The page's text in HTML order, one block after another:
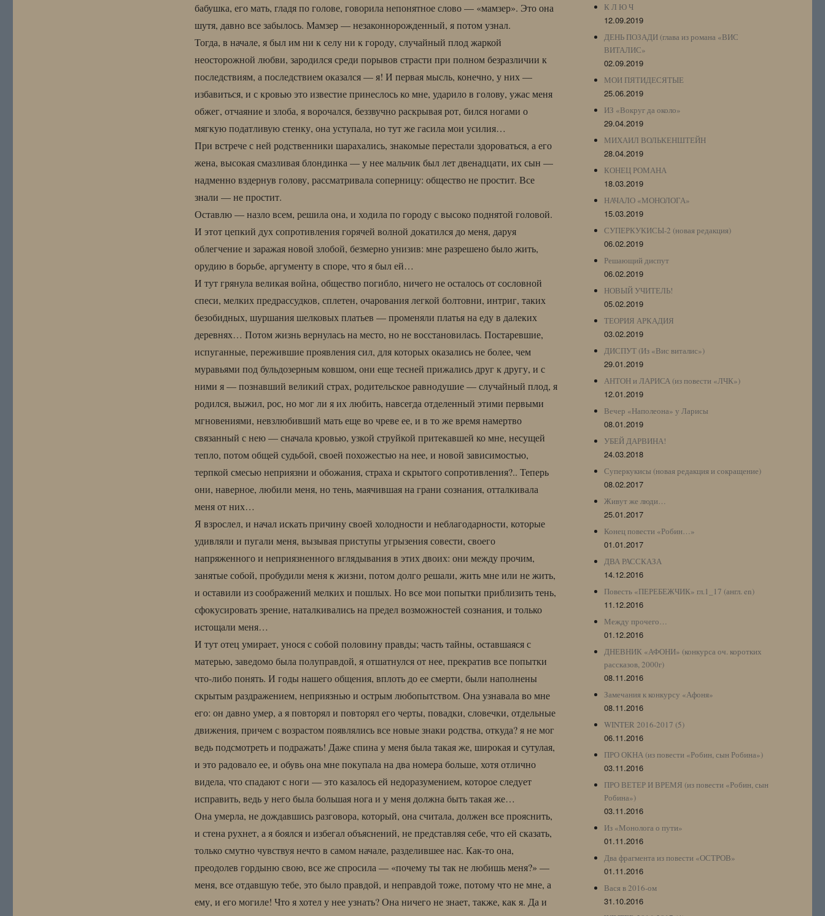
бабушка, его мать, гладя по голове, говорила непонятное слово — «мамзер». Это она
шутя, давно все забылось. Мамзер — незаконнорожденный, я потом узнал.
Тогда, в начале, я был им ни к селу ни к городу, случайный плод жаркой
неосторожной любви, зародился среди порывов страсти при полном безразличии к
последствиям, а последствием оказался — я! И первая мысль, конечно, у них —
избавиться, и с кровью это известие принеслось ко мне, ударило в голову, ужас меня
обжег, отчаяние и злоба, я ворочался, беззвучно раскрывая рот, бился ногами о
мягкую податливую стенку, она уступала, но тут же гасила мои усилия…
При встрече с ней родственники шарахались, знакомые перестали здороваться, а его
жена, высокая смазливая блондинка — у нее мальчик был лет двенадцати, их сын —
надменно вздернув голову, рассматривала соперницу: общество не простит. Все
знали — не простит.
Оставлю — назло всем, решила она, и ходила по городу с высоко поднятой головой.
И этот цепкий дух сопротивления горячей волной докатился до меня, даруя
облегчение и заражая новой злобой, безмерно унизив: мне разрешено было жить,
орудию в борьбе, аргументу в споре, что я был ей…
И тут грянула великая война, общество погибло, ничего не осталось от сословной
спеси, мелких предрассудков, сплетен, очарования легкой болтовни, интриг, таких
безобидных, шуршания шелковых платьев — променяли платья на еду в далеких
деревнях… Потом жизнь вернулась на место, но не восстановилась. Постаревшие,
испуганные, пережившие проявления сил, для которых оказались не более, чем
муравьями под бульдозерным ковшом, они еще тесней прижались друг к другу, и с
ними я — познавший великий страх, родительское равнодушие — случайный плод, я
родился, выжил, рос, но мог ли я их любить, навсегда отделенный этими первыми
мгновениями, невзлюбивший мать еще во чреве ее, и в то же время намертво
связанный с нею — сначала кровью, узкой струйкой притекавшей ко мне, несущей
тепло, потом общей судьбой, своей похожестью на нее, и новой зависимостью,
терпкой смесью неприязни и обожания, страха и скрытого сопротивления?.. Теперь
они, наверное, любили меня, но тень, маячившая на грани сознания, отталкивала
меня от них…
Я взрослел, и начал искать причину своей холодности и неблагодарности, которые
удивляли и пугали меня, вызывая приступы угрызения совести, своего
напряженного и неприязненного вглядывания в этих двоих: они между прочим,
занятые собой, пробудили меня к жизни, потом долго решали, жить мне или не жить,
и оставили из соображений мелких и пошлых. Но все мои попытки приблизить тень,
сфокусировать зрение, наталкивались на предел возможностей сознания, и только
истощали меня…
И тут отец умирает, унося с собой половину правды; часть тайны, оставшаяся с
матерью, заведомо была полуправдой, я отшатнулся от нее, прекратив все попытки
что-либо понять. И годы нашего общения, вплоть до ее смерти, были наполнены
скрытым раздражением, неприязнью и острым любопытством. Она узнавала во мне
его: он давно умер, а я повторял и повторял его черты, повадки, словечки, отдельные
движения, причем с возрастом появлялись все новые знаки родства, откуда? я не мог
ведь подсмотреть и подражать! Даже спина у меня была такая же, широкая и сутулая,
и это радовало ее, и обувь она мне покупала на два номера больше, хотя отлично
видела, что спадают с ноги — это казалось ей недоразумением, которое следует
исправить, ведь у него была большая нога и у меня должна быть такая же…
Она умерла, не дождавшись разговора, который, она считала, должен все прояснить,
и стена рухнет, а я боялся и избегал объяснений, не представляя себе, что ей сказать,
только смутно чувствуя нечто в самом начале, разделившее нас. Как-то она,
преодолев гордыню свою, все же спросила — «почему ты так не любишь меня?» —
меня, все отдавшую тебе, это было правдой, и неправдой тоже, потому что не мне, а
ему, и его могиле! Что я хотел у нее узнать? Она ничего не знает, также, как я. Да и
К Л Ю Ч
12.09.2019
ДЕНЬ ПОЗАДИ (глава из романа «ВИС
ВИТАЛИС»
02.09.2019
МОИ ПЯТИДЕСЯТЫЕ
25.06.2019
ИЗ «Вокруг да около»
29.04.2019
МИХАИЛ ВОЛЬКЕНШТЕЙН
28.04.2019
КОНЕЦ РОМАНА
18.03.2019
НАЧАЛО «МОНОЛОГА»
15.03.2019
СУПЕРКУКИСЫ-2 (новая редакция)
06.02.2019
Решающий диспут
06.02.2019
НОВЫЙ УЧИТЕЛЬ!
05.02.2019
ТЕОРИЯ АРКАДИЯ
03.02.2019
ДИСПУТ (Из «Вис виталис»)
29.01.2019
АНТОН и ЛАРИСА (из повести «ЛЧК»)
12.01.2019
Вечер «Наполеона» у Ларисы
08.01.2019
УБЕЙ ДАРВИНА!
24.03.2018
Суперкукисы (новая редакция и сокращение)
08.02.2017
Живут же люди…
25.01.2017
Конец повести «Робин…»
01.01.2017
ДВА РАССКАЗА
14.12.2016
Повесть «ПЕРЕБЕЖЧИК» гл.1_17 (англ. en)
11.12.2016
Между прочего…
01.12.2016
ДНЕВНИК «АФОНИ» (конкурса оч. коротких
рассказов, 2000г)
08.11.2016
Замечания к конкурсу «Афоня»
08.11.2016
WINTER 2016-2017 (5)
06.11.2016
ПРО ОКНА (из повести «Робин, сын Робина»)
03.11.2016
ПРО ВЕТЕР И ВРЕМЯ (из повести «Робин, сын
Робина»)
03.11.2016
Из «Монолога о пути»
01.11.2016
Два фрагмента из повести «ОСТРОВ»
01.11.2016
Вася в 2016-ом
31.10.2016